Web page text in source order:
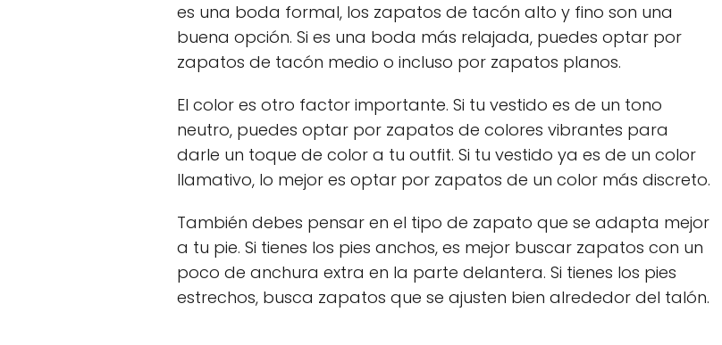
es una boda formal, los zapatos de tacón alto y fino son una
buena opción. Si es una boda más relajada, puedes optar por
zapatos de tacón medio o incluso por zapatos planos.
El color es otro factor importante. Si tu vestido es de un tono
neutro, puedes optar por zapatos de colores vibrantes para
darle un toque de color a tu outfit. Si tu vestido ya es de un color
llamativo, lo mejor es optar por zapatos de un color más discreto.
También debes pensar en el tipo de zapato que se adapta mejor
a tu pie. Si tienes los pies anchos, es mejor buscar zapatos con un
poco de anchura extra en la parte delantera. Si tienes los pies
estrechos, busca zapatos que se ajusten bien alrededor del talón.